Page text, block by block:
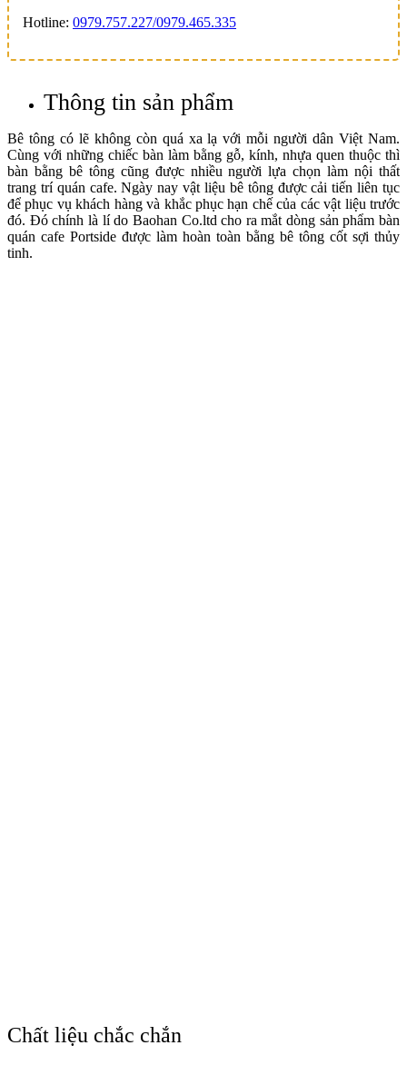
Hotline: 0979.757.227/0979.465.335
Thông tin sản phẩm
Bê tông có lẽ không còn quá xa lạ với mỗi người dân Việt Nam.
Cùng với những chiếc bàn làm bằng gỗ, kính, nhựa quen thuộc thì
bàn bằng bê tông cũng được nhiều người lựa chọn làm nội thất
trang trí quán cafe. Ngày nay vật liệu bê tông được cải tiến liên tục
để phục vụ khách hàng và khắc phục hạn chế của các vật liệu trước
đó. Đó chính là lí do Baohan Co.ltd cho ra mắt dòng sản phẩm bàn
quán cafe Portside được làm hoàn toàn bằng bê tông cốt sợi thủy
tinh.
Chất liệu chắc chắn